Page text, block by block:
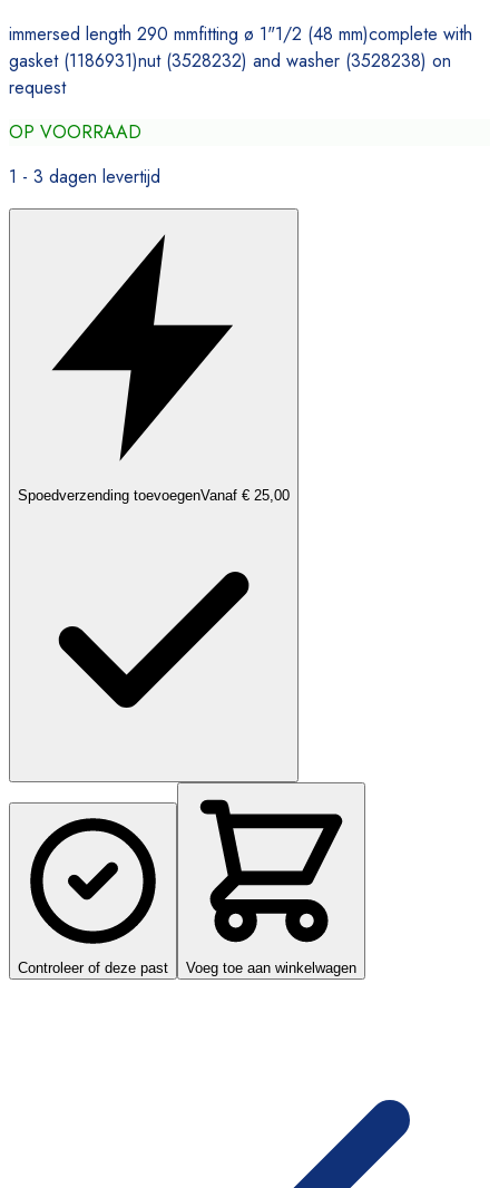
immersed length 290 mmfitting ø 1"1/2 (48 mm)complete with
gasket (1186931)nut (3528232) and washer (3528238) on
request
OP VOORRAAD
1 - 3 dagen levertijd
Spoedverzending toevoegenVanaf € 25,00
Controleer of deze past Voeg toe aan winkelwagen